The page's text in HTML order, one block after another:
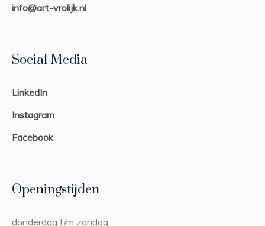
info@art-vrolijk.nl
Social Media
LinkedIn
Instagram
Facebook
Openingstijden
donderdag t/m zondag: